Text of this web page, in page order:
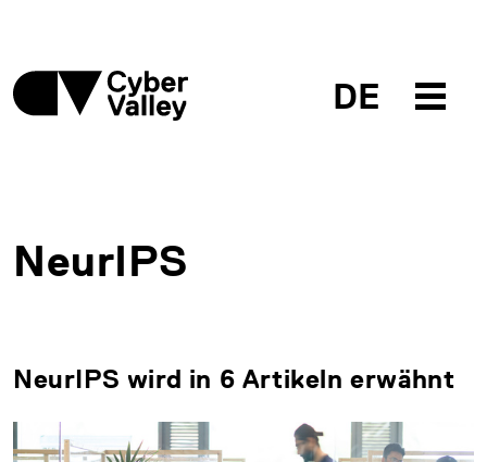
DE
NeurIPS
NeurIPS wird in 6 Artikeln erwähnt